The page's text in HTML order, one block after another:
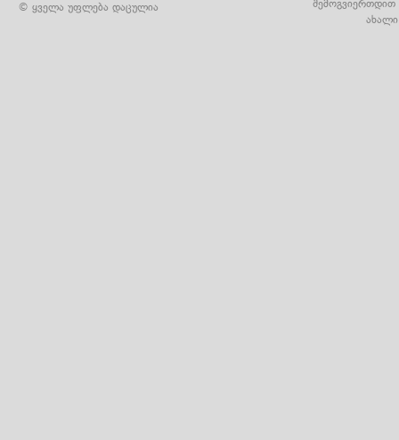
© ყველა უფლება დაცულია
შემოგვიერთდით
ახალი